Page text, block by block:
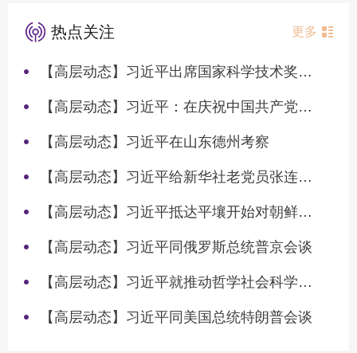
热点关注 更多
【高层动态】习近平出席国家科学技术奖励大会两院院士大会中国科协第十一次全国代表大会并发表重要讲话
【高层动态】习近平：在庆祝中国共产党成立105周年大会上的讲话
【高层动态】习近平在山东德州考察
【高层动态】习近平给新华社老党员张连生回信强调 传承红色基因 在新征程上书写优异答卷
【高层动态】习近平抵达平壤开始对朝鲜进行国事访问
【高层动态】习近平同俄罗斯总统普京会谈
【高层动态】习近平就推动哲学社会科学高质量发展作出重要指示
【高层动态】习近平同美国总统特朗普会谈